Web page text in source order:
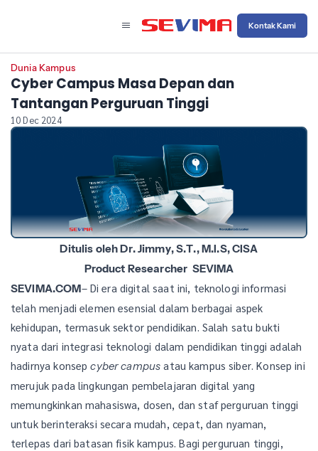
Kontak Kami
Dunia Kampus
Cyber Campus Masa Depan dan
Tantangan Perguruan Tinggi
10 Dec 2024
Ditulis oleh Dr. Jimmy, S.T., M.I.S, CISA
Product Researcher SEVIMA
SEVIMA.COM– Di era digital saat ini, teknologi informasi
telah menjadi elemen esensial dalam berbagai aspek
kehidupan, termasuk sektor pendidikan. Salah satu bukti
nyata dari integrasi teknologi dalam pendidikan tinggi adalah
hadirnya konsepcyber campus atau kampus siber. Konsep ini
merujuk pada lingkungan pembelajaran digital yang
memungkinkan mahasiswa, dosen, dan staf perguruan tinggi
untuk berinteraksi secara mudah, cepat, dan nyaman,
terlepas dari batasan fisik kampus. Bagi perguruan tinggi,